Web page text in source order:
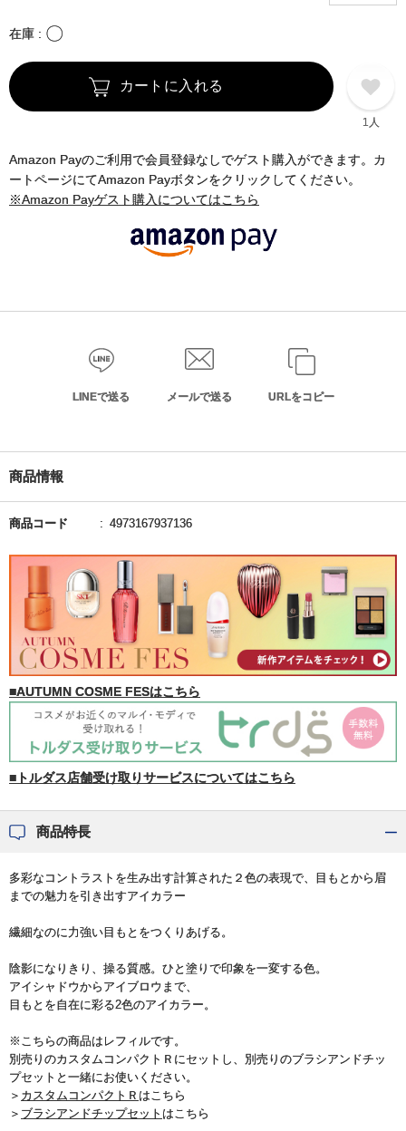
在庫 〇
カートに入れる
1人
Amazon Payのご利用で会員登録なしでゲスト購入ができます。カ
ートページにてAmazon Payボタンをクリックしてください。
※Amazon Payゲスト購入についてはこちら
LINEで送る メールで送る URLをコピー
商品情報
商品コード 4973167937136
■AUTUMN COSME FESはこちら
■トルダス店舗受け取りサービスについてはこちら
商品特長
多彩なコントラストを生み出す計算された２色の表現で、目もとから眉
までの魅力を引き出すアイカラー
繊細なのに力強い目もとをつくりあげる。
陰影になりきり、操る質感。ひと塗りで印象を一変する色。
アイシャドウからアイブロウまで、
目もとを自在に彩る2色のアイカラー。
※こちらの商品はレフィルです。
別売りのカスタムコンパクトＲにセットし、別売りのブラシアンドチッ
プセットと一緒にお使いください。
＞ カスタムコンパクトＲ はこちら
＞ ブラシアンドチップセット はこちら